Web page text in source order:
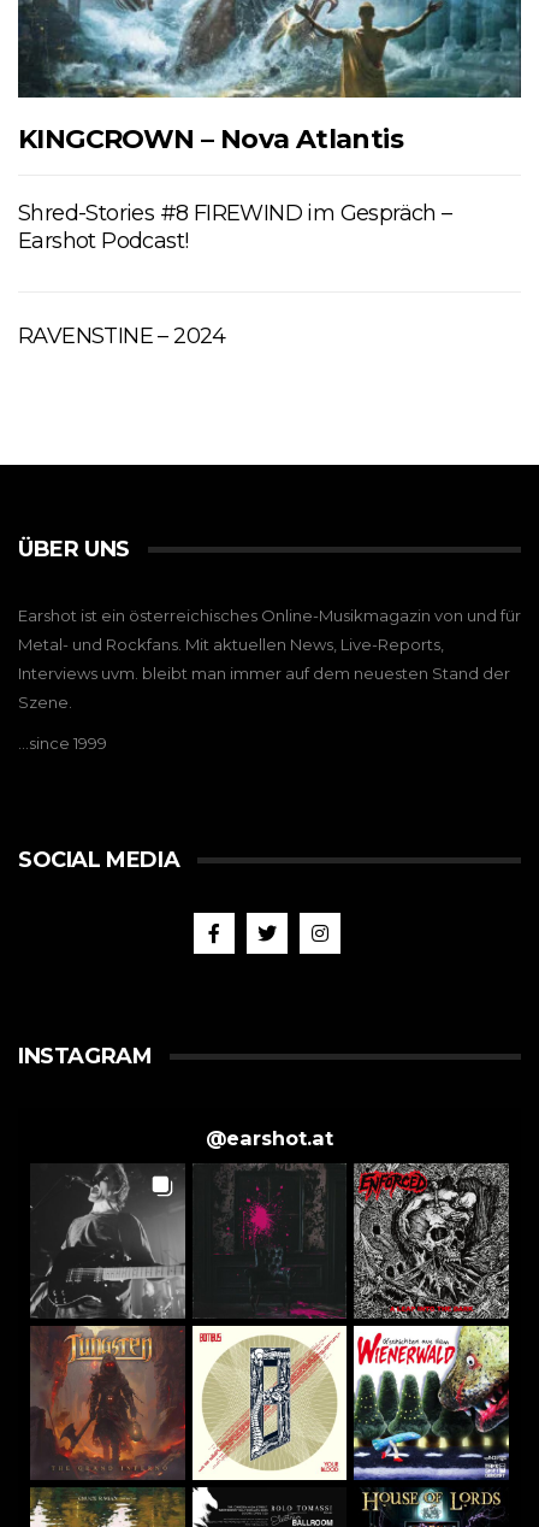
KINGCROWN – Nova Atlantis
Shred-Stories #8 FIREWIND im Gespräch –
Earshot Podcast!
RAVENSTINE – 2024
ÜBER UNS
Earshot ist ein österreichisches Online-Musikmagazin von und für
Metal- und Rockfans. Mit aktuellen News, Live-Reports,
Interviews uvm. bleibt man immer auf dem neuesten Stand der
Szene.
…since 1999
SOCIAL MEDIA
INSTAGRAM
@earshot.at